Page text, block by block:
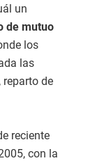
un
de mutuo
los
las
de
reciente
con la